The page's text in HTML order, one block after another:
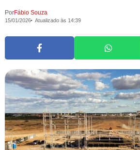
PorFábio Souza
15/01/2026 Atualizado às 14:39